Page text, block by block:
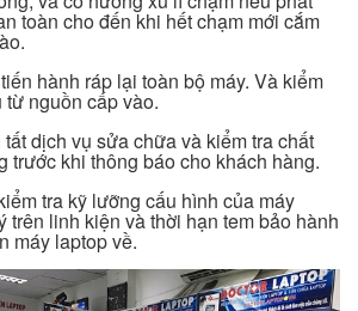
toàn cho đến khi hết chạm mới cắm
hành ráp lại toàn bộ máy. Và kiểm
nguồn cấp vào.
dịch vụ sửa chữa và kiểm tra chất
trước khi thông báo cho khách hàng.
tra kỹ lưỡng cấu hình của máy
trên linh kiện và thời hạn tem bảo hành
máy laptop về.